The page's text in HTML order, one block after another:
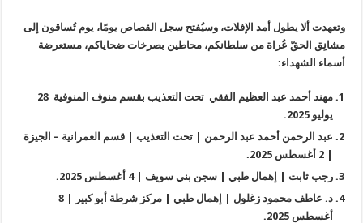
وتعهدت ألا يطول أمد الإفلات، وسيُفتح سجل القصاص يومًا، يوم تُساقون إلى
مشانِق الحقّ عُراة من سلطانكم، محاطين بصرخات ضحاياكم، مستعرضة
أسماء الشهداء:
مهند أحمد عبد العظيم الفقي تحت التعذيب بقسم منوف المنوفية 28
يوليو 2025.
عبد الرحمن أحمد عبد الرحمن | تحت التعذيب | قسم العمرانية – الجيزة
| 2 أغسطس 2025.
رجب ثابت | إهمال طبي | سجن بني سويف | 4 أغسطس 2025.
د. عاطف محمود زغلول | إهمال طبي | مركز شرطة أبو كبير | 8
أغسطس 2025.